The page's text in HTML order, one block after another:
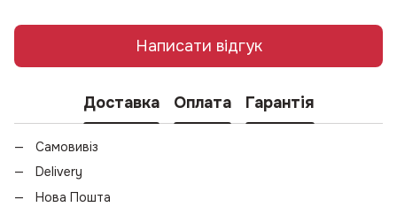
Написати відгук
Доставка Оплата Гарантія
Самовивіз
Delivery
Нова Пошта